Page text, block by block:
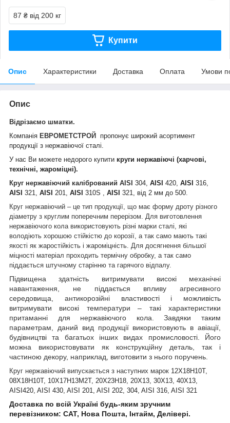
87 ₴ від 200 кг
Купити
Опис Характеристики Доставка Оплата Умови
Опис
Відрізаємо шматки.
Компанія ЕВРОМЕТСТРОЙ
пропонує широкий асортимент
продукції з нержавіючої сталі.
У нас Ви можете недорого купити круги нержавіючі (харчові,
технічні, жароміцні).
Круг нержавіючий калібрований AISI 304, AISI 420, AISI 316,
AISI 321, AISI 201, AISI 310S , AISI 321, від 2 мм до 500.
Круг нержавіючий – це тип продукції, що має форму дроту різного
діаметру з круглим поперечним перерізом. Для виготовлення
нержавіючого кола використовують різні марки сталі, які
володіють хорошою стійкістю до корозії, а так само мають такі
якості як жаростійкість і жароміцність. Для досягнення більшої
міцності матеріал проходить термічну обробку, а так само
піддається штучному старінню та гарячого відпалу.
Підвищена здатність витримувати високі механічні
навантаження, не піддається впливу агресивного
середовища, антикорозійні властивості і можливість
витримувати високі температури – такі характеристики
притаманні для нержавіючого кола. Завдяки таким
параметрам, даний вид продукції використовують в авіації,
будівництві та багатьох інших видах промисловості. Його
можна використовувати як конструкційну деталь, так і
частиною декору, наприклад, виготовити з нього поручень.
Круг нержавіючий випускається з наступних марок 12Х18Н10Т,
08Х18Н10Т, 10Х17Н13М2Т, 20Х23Н18, 20Х13, 30Х13, 40Х13,
AISI420, AISI 430, AISI 201, AISI 202, 304, AISI 316, AISI 321
Доставка по всій Україні будь-яким зручним
перевізником: САТ, Нова Пошта, Інтайм, Делівері.